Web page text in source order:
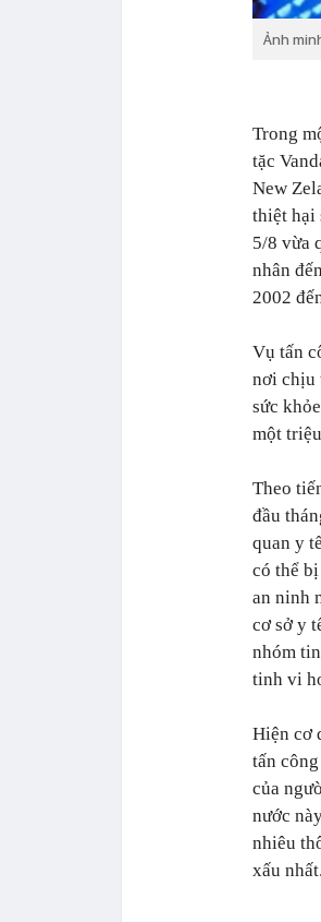
Ảnh
Trong
tặc
New
thiệt hại
5/8 vừa
nhân
2002
Vụ tấn
nơi chịu
sức
một
Theo
đầu
quan y
có thể
an ninh
cơ sở y
nhóm
tinh vi
Hiện cơ
tấn
của
nước
nhiêu
xấu nhất.